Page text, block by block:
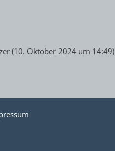
(10. Oktober 2024 um 14:49)